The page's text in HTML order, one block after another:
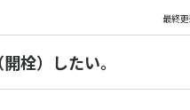
最終
栓）したい。